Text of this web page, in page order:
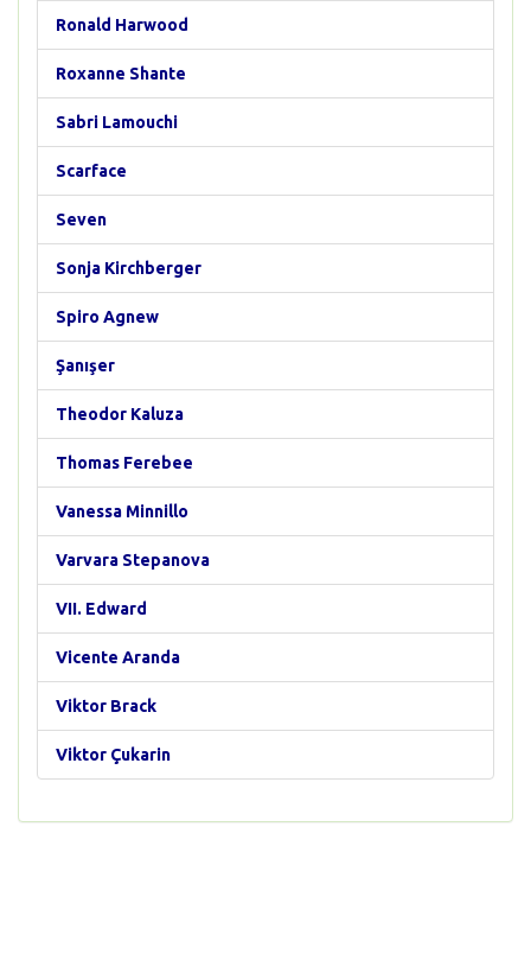
Ronald Harwood
Roxanne Shante
Sabri Lamouchi
Scarface
Seven
Sonja Kirchberger
Spiro Agnew
Şanışer
Theodor Kaluza
Thomas Ferebee
Vanessa Minnillo
Varvara Stepanova
VII. Edward
Vicente Aranda
Viktor Brack
Viktor Çukarin